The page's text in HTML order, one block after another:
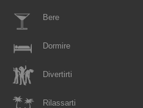
Bere
Dormire
Divertirti
Rilassarti